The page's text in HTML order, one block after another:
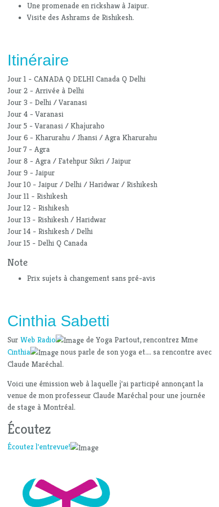
Une promenade en rickshaw à Jaipur.
Visite des Ashrams de Rishikesh.
Itinéraire
Jour 1 - CANADA Q DELHI Canada Q Delhi
Jour 2 - Arrivée à Delhi
Jour 3 - Delhi / Varanasi
Jour 4 - Varanasi
Jour 5 - Varanasi / Khajuraho
Jour 6 - Kharurahu / Jhansi / Agra Kharurahu
Jour 7 - Agra
Jour 8 - Agra / Fatehpur Sikri / Jaipur
Jour 9 - Jaipur
Jour 10 - Jaipur / Delhi / Haridwar / Rishikesh
Jour 11 - Rishikesh
Jour 12 - Rishikesh
Jour 13 - Rishikesh / Haridwar
Jour 14 - Rishikesh / Delhi
Jour 15 - Delhi Q Canada
Note
Prix sujets à changement sans pré-avis
Cinthia Sabetti
Sur Web Radio
de Yoga Partout, rencontrez Mme
Cinthia
nous parle de son yoga et.... sa rencontre avec
Claude Maréchal.
Voici une émission web à laquelle j'ai participé annonçant la
venue de mon professeur Claude Maréchal pour une journée
de stage à Montréal.
Écoutez
Écoutez l'entrevue!